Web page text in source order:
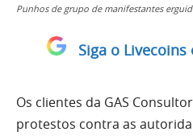
Punhos de grupo de manifestantes
Siga o
Os clientes da GAS
protestos contra as